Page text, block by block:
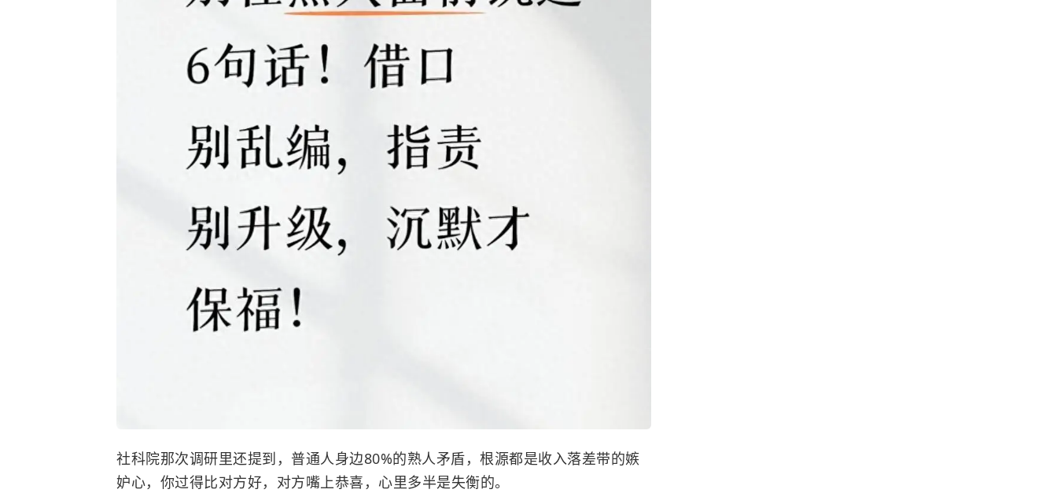
社科院那次调研里还提到，普通人身边80%的熟人矛盾，根源都是收入落差带的嫉
妒心，你过得比对方好，对方嘴上恭喜，心里多半是失衡的。